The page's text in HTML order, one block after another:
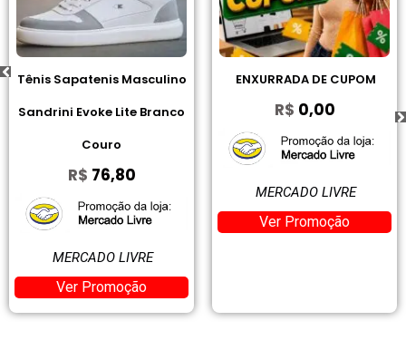
Tênis Sapatenis Masculino
Sandrini Evoke Lite Branco
Couro
R$ 76,80
Ver Promoção
MERCADO LIVRE
ENXURRADA DE CUPOM
R$ 0,00
Ver Promoção
MERCADO LIVRE